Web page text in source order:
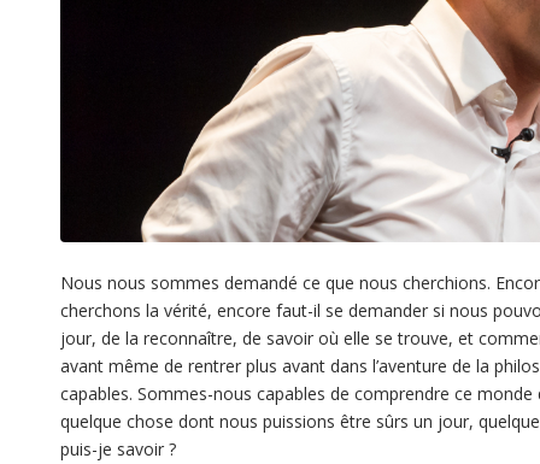
Nous nous sommes demandé ce que nous cherchions.
cherchons la vérité, encore faut-il se demander si nous
jour, de la reconnaître, de savoir où elle se trouve, et
avant même de rentrer plus avant dans l’aventure de la
capables. Sommes-nous capables de comprendre ce
quelque chose dont nous puissions être sûrs un jour,
puis-je savoir ?